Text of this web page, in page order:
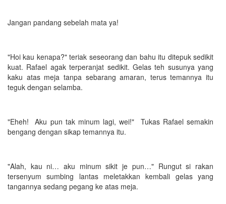
Jangan pandang sebelah mata ya!
"Hoi kau kenapa?" teriak seseorang dan bahu itu ditepuk sedikit
kuat. Rafael agak terperanjat sedikit. Gelas teh susunya yang
kaku atas meja tanpa sebarang amaran, terus temannya itu
teguk dengan selamba.
"Eheh! Aku pun tak minum lagi, wei!" Tukas Rafael semakin
bengang dengan sikap temannya itu.
"Alah, kau ni… aku minum sikit je pun…" Rungut si rakan
tersenyum sumbing lantas meletakkan kembali gelas yang
tangannya sedang pegang ke atas meja.